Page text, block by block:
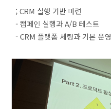
; CRM 실행 기반 마련
-캠페인 실행과A/B 테스트
- CRM 플랫폼 세팅과 기본 운영